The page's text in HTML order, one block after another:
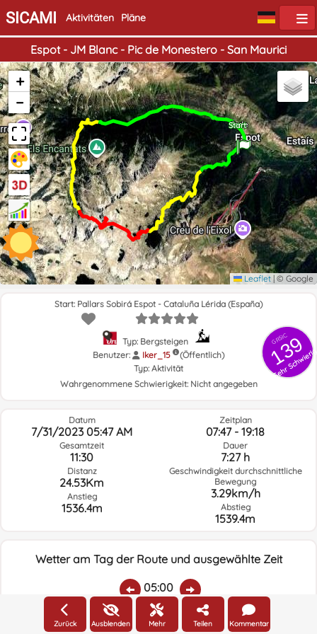
SICAMI Aktivitäten Pläne
Espot - JM Blanc - Pic de Monestero - San Maurici
Start
Ende
+
−
Leaflet | © Google
GRSIC
139
Sehr
Start: Pallars Sobirá Espot - Cataluña Lérida (España)
Typ: Bergsteigen
Benutzer:
Iker_15
(Öffentlich)
Typ: Aktivität
Wahrgenommene Schwierigkeit: Nicht angegeben
Datum
7/31/2023 05:47 AM
Gesamtzeit
11:30
Distanz
24.53Km
Anstieg
1536.4m
Zeitplan
07:47 - 19:18
Dauer
7:27 h
Geschwindigkeit durchschnittliche
Bewegung
3.29km/h
Abstieg
1539.4m
Wetter am Tag der Route und ausgewählte Zeit
05:00
Regen:
Durchschnittliche
Geschwindigkeit
Windrichtung
Zurück Ausblenden Mehr Teilen Kommentar